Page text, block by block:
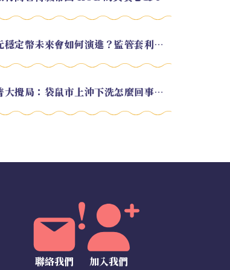
EP.217 美元穩定幣未來會如何演進？監管套利終將收斂？feat. 研究員 余哲安
EP.213 川普大攪局：袋鼠市上沖下洗怎麼回事？feat. Alvin
聯絡我們 加入我們